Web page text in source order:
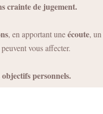
crainte de jugement.
, en apportant uneécoute, un
vous affecter.
objectifs personnels.